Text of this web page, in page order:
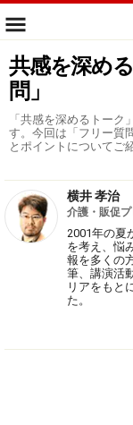
共感を深め
問」
「共感を深めるトーク
す。今回は「フリー質
とポイントについてご
横井 孝治
介護・販促
2001年の夏
を考え、悩
報を多くの
筆、講演活
リアをもと
た。